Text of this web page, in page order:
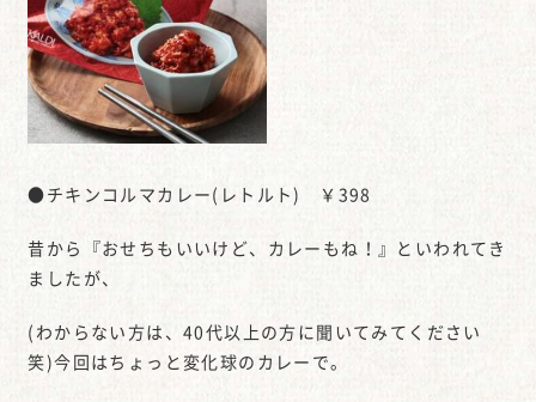
●チキンコルマカレー(レトルト) ￥398
昔から『おせちもいいけど、カレーもね！』といわれてき
ましたが、
(わからない方は、40代以上の方に聞いてみてください
笑)今回はちょっと変化球のカレーで。